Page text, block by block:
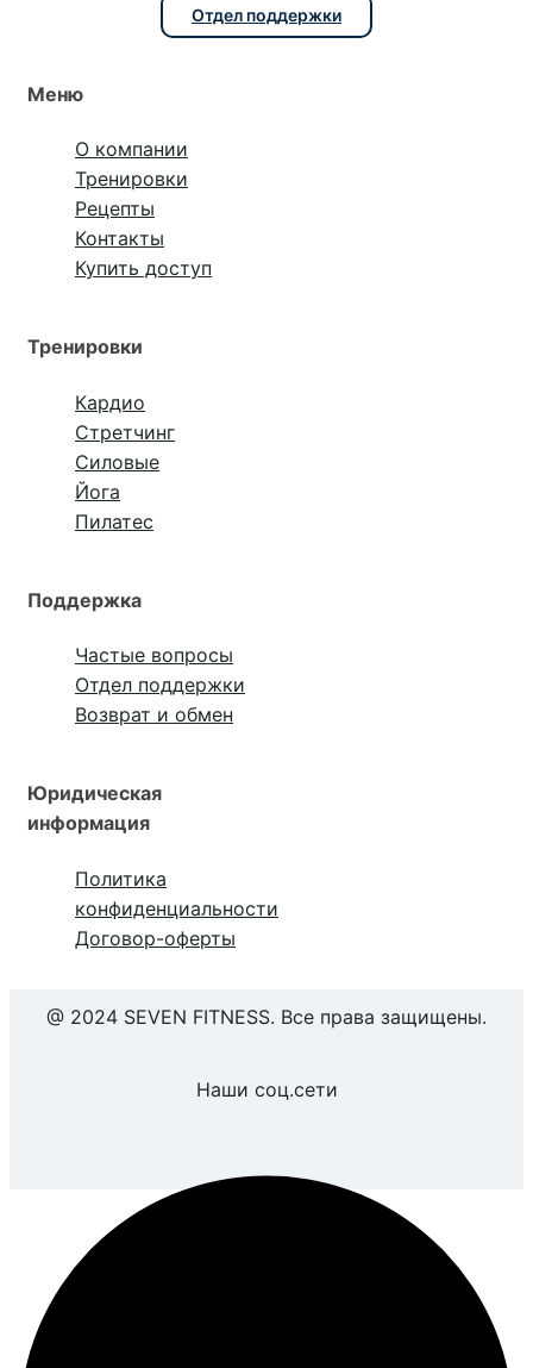
Отдел поддержки
Меню
О компании
Тренировки
Рецепты
Контакты
Купить доступ
Тренировки
Кардио
Стретчинг
Силовые
Йога
Пилатес
Поддержка
Частые вопросы
Отдел поддержки
Возврат и обмен
Юридическая
информация
Политика
конфиденциальности
Договор-оферты
@ 2024 SEVEN FITNESS. Все права защищены.
Наши соц.сети